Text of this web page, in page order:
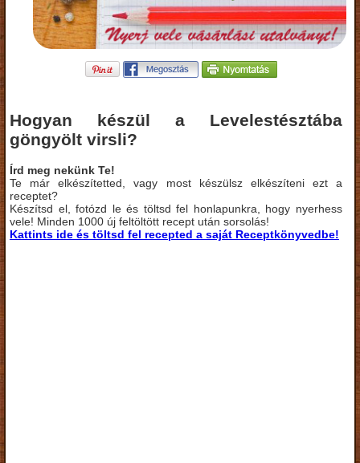
Hogyan készül a Levelestésztába
göngyölt virsli?
Írd meg nekünk Te!
Te már elkészítetted, vagy most készülsz elkészíteni ezt a
receptet?
Készítsd el, fotózd le és töltsd fel honlapunkra, hogy nyerhess
vele! Minden 1000 új feltöltött recept után sorsolás!
Kattints ide és töltsd fel recepted a saját Receptkönyvedbe!